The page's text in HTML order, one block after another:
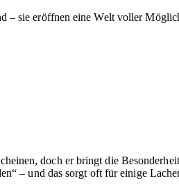
– sie eröffnen eine Welt voller
doch er bringt die
– und das sorgt oft für einige